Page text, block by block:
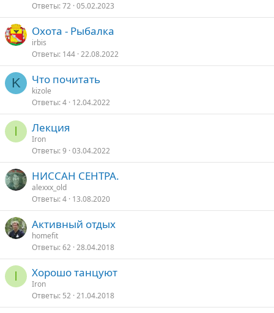
Ответы 72 05.02.2023
Охота - Рыбалка
irbis
Ответы 144 22.08.2022
K Что почитать
kizole
Ответы 4 12.04.2022
I Лекция
Iron
Ответы 9 03.04.2022
НИССАН СЕНТРА.
alexxx_old
Ответы 4 13.08.2020
Активный отдых
homefit
Ответы 62 28.04.2018
I Хорошо танцуют
Iron
Ответы 52 21.04.2018